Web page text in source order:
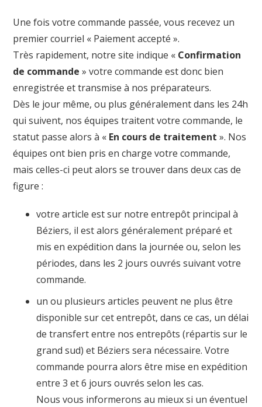
Une fois votre commande passée, vous recevez un
premier courriel « Paiement accepté ».
Très rapidement, notre site indique « Confirmation
de commande » votre commande est donc bien
enregistrée et transmise à nos préparateurs.
Dès le jour même, ou plus généralement dans les 24h
qui suivent, nos équipes traitent votre commande, le
statut passe alors à « En cours de traitement ». Nos
équipes ont bien pris en charge votre commande,
mais celles-ci peut alors se trouver dans deux cas de
figure :
votre article est sur notre entrepôt principal à
Béziers, il est alors généralement préparé et
mis en expédition dans la journée ou, selon les
périodes, dans les 2 jours ouvrés suivant votre
commande.
un ou plusieurs articles peuvent ne plus être
disponible sur cet entrepôt, dans ce cas, un délai
de transfert entre nos entrepôts (répartis sur le
grand sud) et Béziers sera nécessaire. Votre
commande pourra alors être mise en expédition
entre 3 et 6 jours ouvrés selon les cas.
Nous vous informerons au mieux si un éventuel